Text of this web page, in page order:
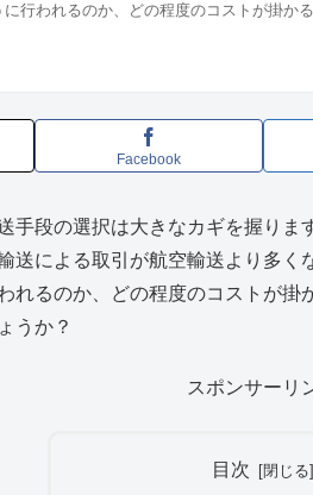
行われるのか、どの程度のコストが掛か
Facebook
手段の選択は大きなカギを握りま
送による取引が航空輸送より多く
れるのか、どの程度のコストが掛
うか？
スポンサーリ
目次